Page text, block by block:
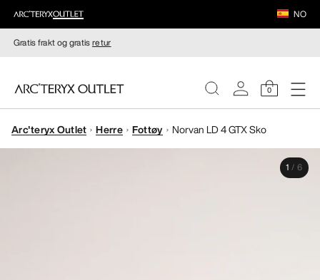
NO
Gratis frakt og gratisretur
0
DAMER
Arc'teryx Outlet Herre Fottøy Norvan LD 4 GTX Sko
1 / 6